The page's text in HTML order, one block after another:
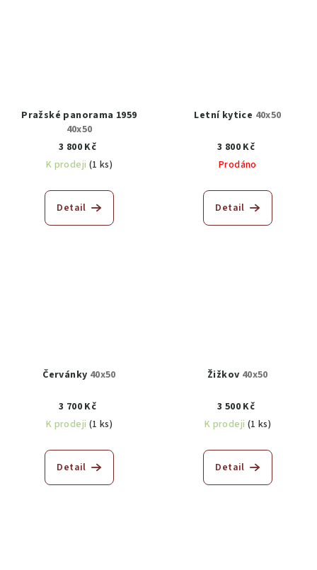
Pražské panorama 1959
40x50
3 800 Kč
K prodeji (1 ks)
Detail
Letní kytice 40x50
3 800 Kč
Prodáno
Detail
Červánky 40x50
3 700 Kč
K prodeji (1 ks)
Detail
Žižkov 40x50
3 500 Kč
K prodeji (1 ks)
Detail